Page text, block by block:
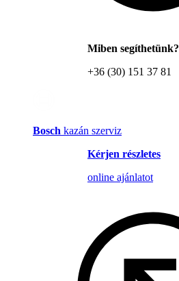
Miben segíthetünk?
+36 (30) 151 37 81
Bosch kazán szerviz
Kérjen részletes
online ajánlatot